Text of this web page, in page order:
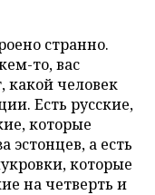
странно.
то, вас
какой человек
Есть русские,
которые
эстонцев, а есть
которые
на четверть и